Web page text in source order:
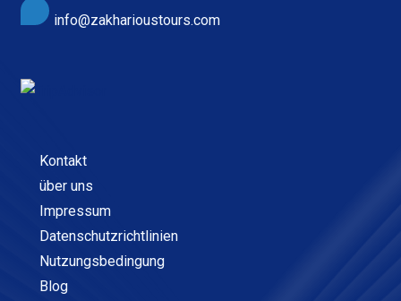
info@zakharioustours.com
Kontakt
über uns
Impressum
Datenschutzrichtlinien
Nutzungsbedingung
Blog